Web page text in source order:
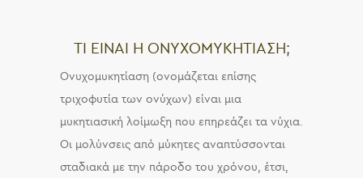
ΤΙ ΕΙΝΑΙ Η ΟΝΥΧΟΜΥΚΗΤΙΑΣΗ;
Ονυχομυκητίαση (ονομάζεται επίσης
τριχοφυτία των ονύχων) είναι μια
μυκητιασική λοίμωξη που επηρεάζει τα νύχια.
Οι μολύνσεις από μύκητες αναπτύσσονται
σταδιακά με την πάροδο του χρόνου, έτσι,